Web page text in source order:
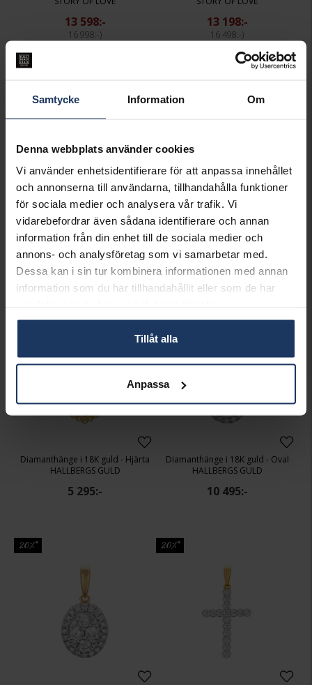
Samtycke Information Om
Denna webbplats använder cookies
Vi använder enhetsidentifierare för att anpassa innehållet
och annonserna till användarna, tillhandahålla funktioner
för sociala medier och analysera vår trafik. Vi
vidarebefordrar även sådana identifierare och annan
information från din enhet till de sociala medier och
annons- och analysföretag som vi samarbetar med.
Dessa kan i sin tur kombinera informationen med annan
information som du har tillhandahållit eller som de har
Tillåt alla
Anpassa
13 598:-
16 998:-
13 198:-
16 498:-
Diamanthänge Rome 0,30 ct
STORY OF LOVE
8 398:-
10 498:-
Diamanthänge Rome 0,30 ct
STORY OF LOVE
7 998:-
9 998:-
Diamanthänge i 18K guld - Hjärta
HALLBERGS GULD
5 295:-
Diamanthänge i 18K guld - Oval
HALLBERGS GULD
10 495:-
20%* 20%*